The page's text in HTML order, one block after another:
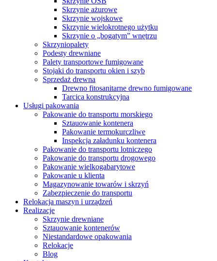
Skrzynie ażurowe
Skrzynie wojskowe
Skrzynie wielokrotnego użytku
Skrzynie o „bogatym” wnętrzu
Skrzyniopalety
Podesty drewniane
Palety transportowe fumigowane
Stojaki do transportu okien i szyb
Sprzedaż drewna
Drewno fitosanitarne drewno fumigowane
Tarcica konstrukcyjna
Usługi pakowania
Pakowanie do transportu morskiego
Sztauowanie kontenera
Pakowanie termokurczliwe
Inspekcja załadunku kontenera
Pakowanie do transportu lotniczego
Pakowanie do transportu drogowego
Pakowanie wielkogabarytowe
Pakowanie u klienta
Magazynowanie towarów i skrzyń
Zabezpieczenie do transportu
Relokacja maszyn i urządzeń
Realizacje
Skrzynie drewniane
Sztauowanie kontenerów
Niestandardowe opakowania
Relokacje
Blog